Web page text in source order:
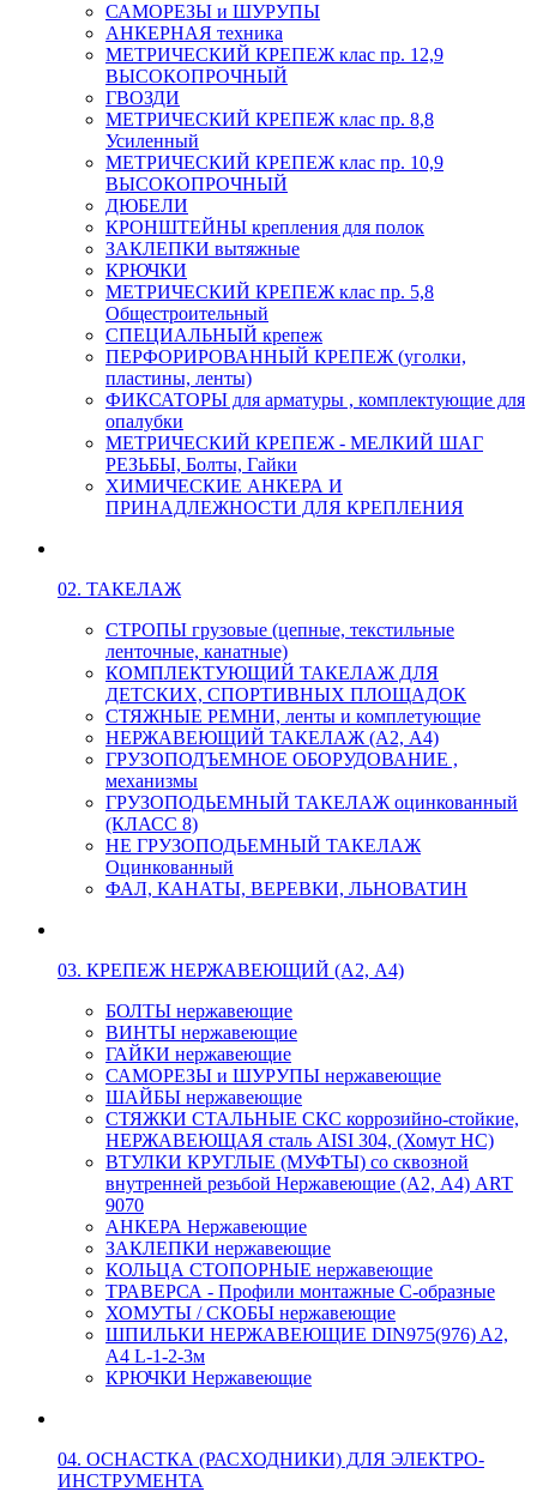
САМОРЕЗЫ и ШУРУПЫ
АНКЕРНАЯ техника
МЕТРИЧЕСКИЙ КРЕПЕЖ клас пр. 12,9
ВЫСОКОПРОЧНЫЙ
ГВОЗДИ
МЕТРИЧЕСКИЙ КРЕПЕЖ клас пр. 8,8
Усиленный
МЕТРИЧЕСКИЙ КРЕПЕЖ клас пр. 10,9
ВЫСОКОПРОЧНЫЙ
ДЮБЕЛИ
КРОНШТЕЙНЫ крепления для полок
ЗАКЛЕПКИ вытяжные
КРЮЧКИ
МЕТРИЧЕСКИЙ КРЕПЕЖ клас пр. 5,8
Общестроительный
СПЕЦИАЛЬНЫЙ крепеж
ПЕРФОРИРОВАННЫЙ КРЕПЕЖ (уголки,
пластины, ленты)
ФИКСАТОРЫ для арматуры , комплектующие для
опалубки
МЕТРИЧЕСКИЙ КРЕПЕЖ - МЕЛКИЙ ШАГ
РЕЗЬБЫ, Болты, Гайки
ХИМИЧЕСКИЕ АНКЕРА И
ПРИНАДЛЕЖНОСТИ ДЛЯ КРЕПЛЕНИЯ
02. ТАКЕЛАЖ
СТРОПЫ грузовые (цепные, текстильные
ленточные, канатные)
КОМПЛЕКТУЮЩИЙ ТАКЕЛАЖ ДЛЯ
ДЕТСКИХ, СПОРТИВНЫХ ПЛОЩАДОК
СТЯЖНЫЕ РЕМНИ, ленты и комплетующие
НЕРЖАВЕЮЩИЙ ТАКЕЛАЖ (А2, А4)
ГРУЗОПОДЪЕМНОЕ ОБОРУДОВАНИЕ ,
механизмы
ГРУЗОПОДЬЕМНЫЙ ТАКЕЛАЖ оцинкованный
(КЛАСС 8)
НЕ ГРУЗОПОДЬЕМНЫЙ ТАКЕЛАЖ
Оцинкованный
ФАЛ, КАНАТЫ, ВЕРЕВКИ, ЛЬНОВАТИН
03. КРЕПЕЖ НЕРЖАВЕЮЩИЙ (А2, А4)
БОЛТЫ нержавеющие
ВИНТЫ нержавеющие
ГАЙКИ нержавеющие
САМОРЕЗЫ и ШУРУПЫ нержавеющие
ШАЙБЫ нержавеющие
СТЯЖКИ СТАЛЬНЫЕ СКС коррозийно-стойкие,
НЕРЖАВЕЮЩАЯ сталь AISI 304, (Хомут НС)
ВТУЛКИ КРУГЛЫЕ (МУФТЫ) со сквозной
внутренней резьбой Нержавеющие (А2, А4) ART
9070
АНКЕРА Нержавеющие
ЗАКЛЕПКИ нержавеющие
КОЛЬЦА СТОПОРНЫЕ нержавеющие
ТРАВЕРСА - Профили монтажные С-образные
ХОМУТЫ / СКОБЫ нержавеющие
ШПИЛЬКИ НЕРЖАВЕЮЩИЕ DIN975(976) A2,
А4 L-1-2-3м
КРЮЧКИ Нержавеющие
04. ОСНАСТКА (РАСХОДНИКИ) ДЛЯ ЭЛЕКТРО-
ИНСТРУМЕНТА